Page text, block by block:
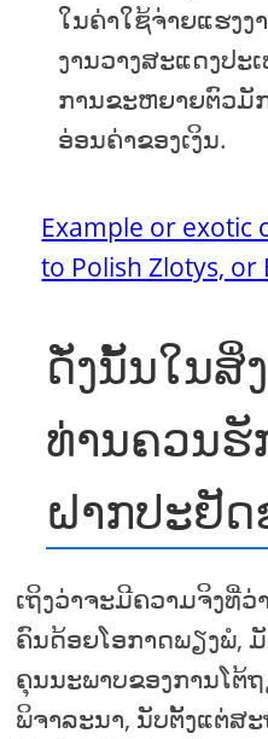
ໃນຄ່າໃຊ້ຈ່າຍແຮງ
ງານວາງສະແດງປ
ການຂະຫຍາຍຕົວມັ
ອ່ອນຄ່າຂອງເງິນ.
Example or exotic
to Polish Zlotys, or
ດັ່ງນັ້ນໃນສິ່
ທ່ານຄວນຮັ
ຝາກປະຢັດ
ເຖິງວ່າຈະມີຄວາມຈິງທີ່ວ່
ຄົນດ້ອຍໂອກາດພຽງພໍ,
ຄຸນນະພາບຂອງການໂຕ້
ພິຈາລະນາ, ນັບຕັ້ງແຕ່ສ